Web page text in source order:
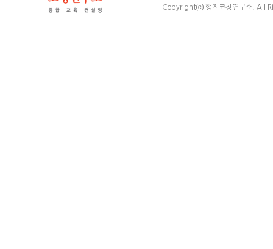
Copyright⒞ 행진코칭연구소. All